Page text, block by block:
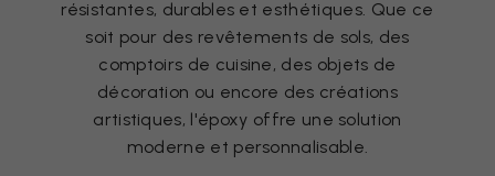
résistantes, durables et esthétiques. Que ce
soit pour des revêtements de sols, des
comptoirs de cuisine, des objets de
décoration ou encore des créations
artistiques, l'époxy offre une solution
moderne et personnalisable.